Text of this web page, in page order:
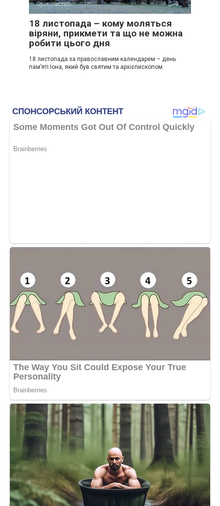
Суспільство 0
18 листопада – кому моляться
віряни, прикмети та що не можна
робити цього дня
18 листопада за православним календарем – день
пам’яті Іона, який був святим та архієпископом